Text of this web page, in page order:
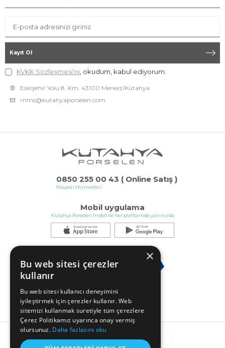
0850 255 00 43 ( Online Satış )
Müşteri Hizmetleri
Mobil uygulama
Kütahya Porselen mobil ile her platformda yanınızda
Kayıt Ol
KVKK Sözleşmesi'ni , okudum, kabul ediyorum.
Eskişehir Yolu 8. Km. 43100 Merkez/Kütahya
mms@kutahyaporselen.com
×
Bu web sitesi çerezler
kullanır
Bu web sitesi kullanıcı deneyimini
iyileştirmek için çerezler kullanır. Web
sitemizi kullanmak suretiyle tüm çerezlere
Çerez Politikamız uyarınca onay vermiş
olursunuz. Daha fazlasını oku